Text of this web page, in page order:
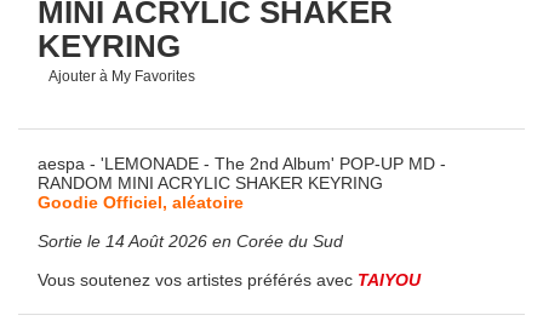
MINI ACRYLIC SHAKER
KEYRING
Ajouter à My Favorites
aespa - 'LEMONADE - The 2nd Album' POP-UP MD -
RANDOM MINI ACRYLIC SHAKER KEYRING
Goodie Officiel, aléatoire
Sortie le 14 Août 2026 en Corée du Sud
Vous soutenez vos artistes préférés avec TAIYOU